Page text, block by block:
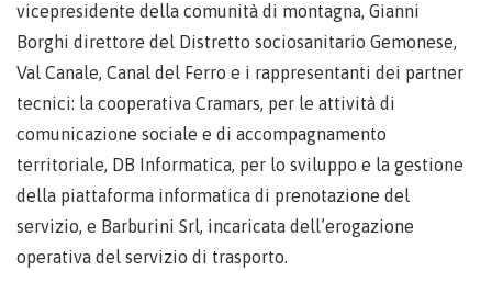
vicepresidente della comunità di montagna, Gianni
Borghi direttore del Distretto sociosanitario Gemonese,
Val Canale, Canal del Ferro e i rappresentanti dei partner
tecnici: la cooperativa Cramars, per le attività di
comunicazione sociale e di accompagnamento
territoriale, DB Informatica, per lo sviluppo e la gestione
della piattaforma informatica di prenotazione del
servizio, e Barburini Srl, incaricata dell’erogazione
operativa del servizio di trasporto.